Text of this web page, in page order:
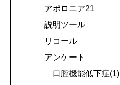
アポロニア21
説明ツール
リコール
アンケート
口腔機能低下症(1)